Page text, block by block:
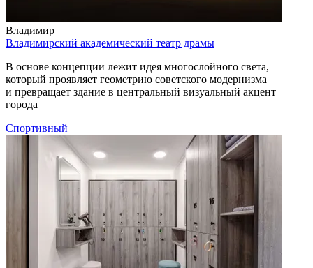
Владимир
Владимирский академический театр драмы
В основе концепции лежит идея многослойного света,
который проявляет геометрию советского модернизма
и превращает здание в центральный визуальный акцент
города
Спортивный